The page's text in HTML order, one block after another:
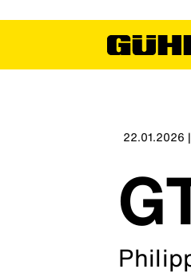
22.01.2026 |